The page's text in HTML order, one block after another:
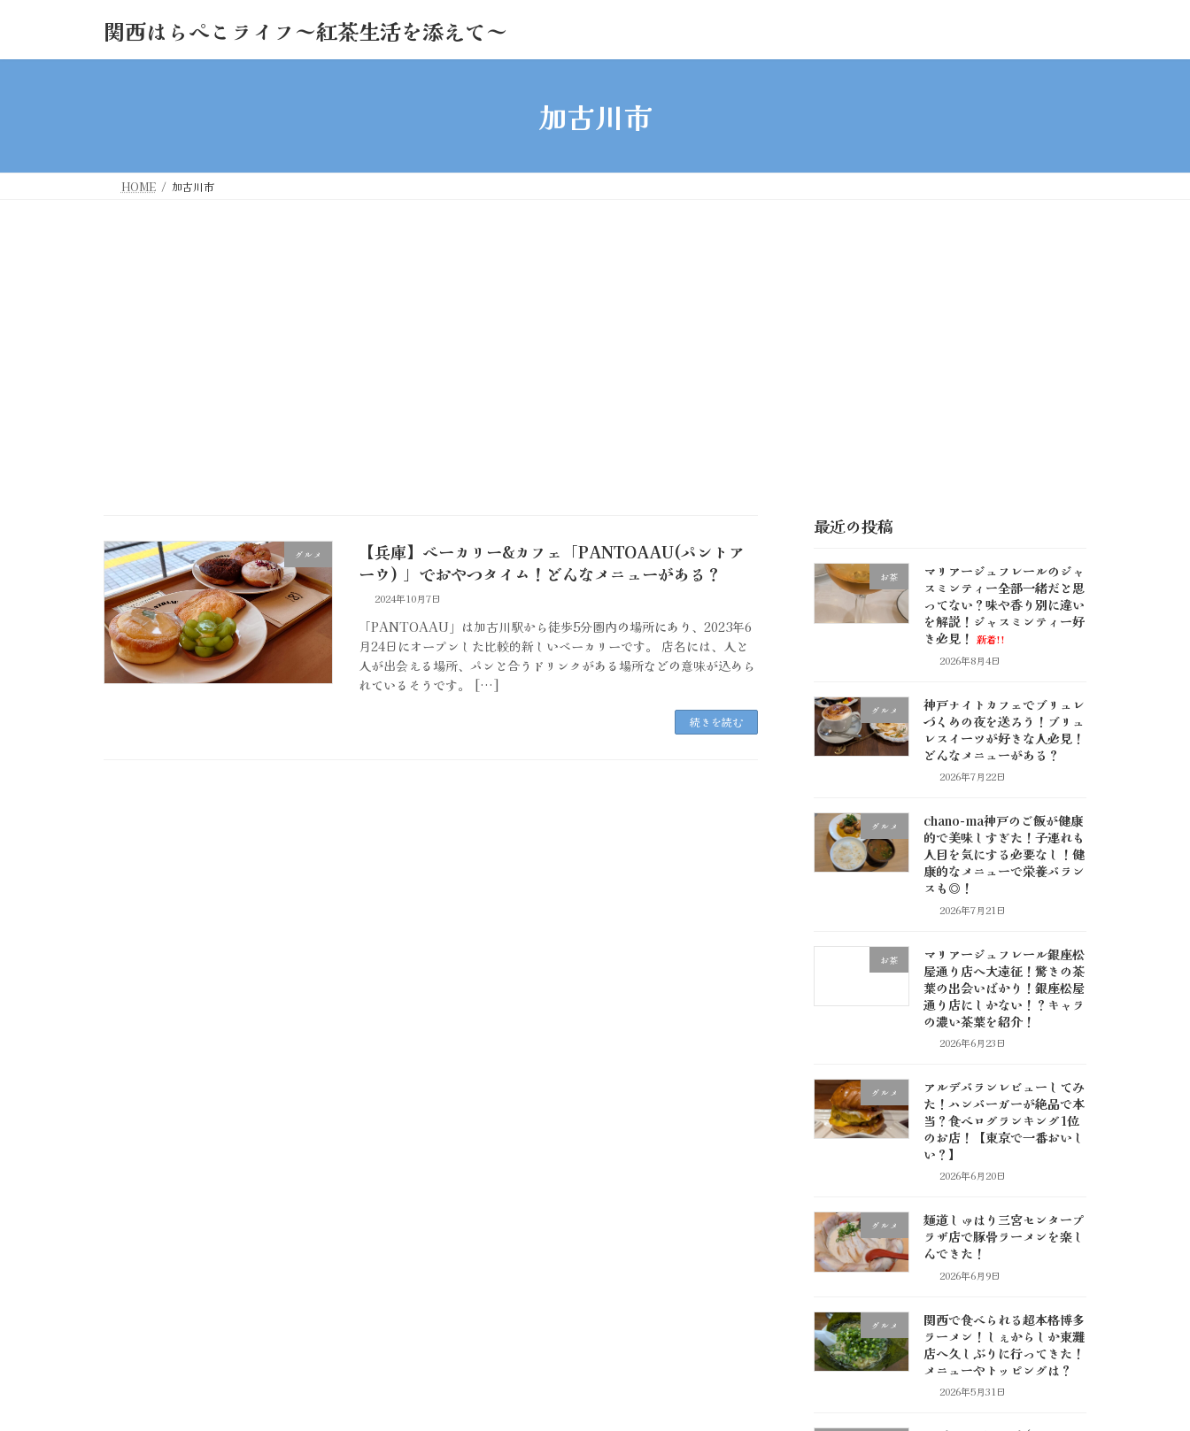
ッ
移
関西はらぺこライフ～紅茶生活を添えて～
加古川市
HOME 加古川市
グルメ
【兵庫】ベーカリー&カフェ「PANTOAAU(パントア
ーウ) 」でおやつタイム！どんなメニューがある？
2024年10月7日
「PANTOAAU」は加古川駅から徒歩5分圏内の場所にあり、2023年6
月24日にオープンした比較的新しいベーカリーです。 店名には、人と
人が出会える場所、パンと合うドリンクがある場所などの意味が込めら
れているそうです。 […]
続きを読む
最近の投稿
お茶
マリアージュフレールのジャ
スミンティー全部一緒だと思
ってない？味や香り別に違い
を解説！ジャスミンティー好
き必見！ 新着!!
2026年8月4日
グルメ
神戸ナイトカフェでブリュレ
づくめの夜を送ろう！ブリュ
レスイーツが好きな人必見！
どんなメニューがある？
2026年7月22日
グルメ
chano-ma神戸のご飯が健康
的で美味しすぎた！子連れも
人目を気にする必要なし！健
康的なメニューで栄養バラン
スも◎！
2026年7月21日
お茶
マリアージュフレール銀座松
屋通り店へ大遠征！驚きの茶
葉の出会いばかり！銀座松屋
通り店にしかない！？キャラ
の濃い茶葉を紹介！
2026年6月23日
グルメ
アルデバランレビューしてみ
た！ハンバーガーが絶品で本
当？食べログランキング1位
のお店！【東京で一番おいし
い？】
2026年6月20日
グルメ
麺道しゅはり三宮センタープ
ラザ店で豚骨ラーメンを楽し
んできた！
2026年6月9日
グルメ
関西で食べられる超本格博多
ラーメン！しぇからしか東灘
店へ久しぶりに行ってきた！
メニューやトッピングは？
2026年5月31日